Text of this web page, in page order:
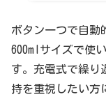
ボタン一つで自動
600mlサイズで使
す。充電式で繰り
持を重視したい方